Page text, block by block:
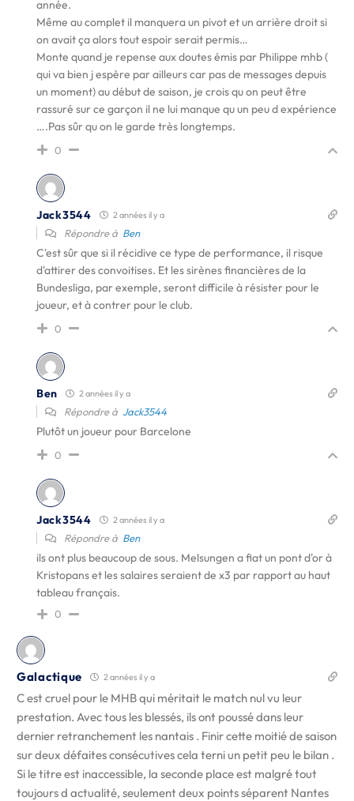
année.
Même au complet il manquera un pivot et un arrière droit si
on avait ça alors tout espoir serait permis…
Monte quand je repense aux doutes émis par Philippe mhb (
qui va bien j espère par ailleurs car pas de messages depuis
un moment) au début de saison, je crois qu on peut être
rassuré sur ce garçon il ne lui manque qu un peu d expérience
….Pas sûr qu on le garde très longtemps.
0
Jack3544 2 années il y a
Répondre à Ben
C'est sûr que si il récidive ce type de performance, il risque
d'attirer des convoitises. Et les sirènes financières de la
Bundesliga, par exemple, seront difficile à résister pour le
joueur, et à contrer pour le club.
0
Ben 2 années il y a
Répondre à Jack3544
Plutôt un joueur pour Barcelone
0
Jack3544 2 années il y a
Répondre à Ben
ils ont plus beaucoup de sous. Melsungen a fiat un pont d'or à
Kristopans et les salaires seraient de x3 par rapport au haut
tableau français.
0
Galactique 2 années il y a
C est cruel pour le MHB qui méritait le match nul vu leur
prestation. Avec tous les blessés, ils ont poussé dans leur
dernier retranchement les nantais . Finir cette moitié de saison
sur deux défaites consécutives cela terni un petit peu le bilan .
Si le titre est inaccessible, la seconde place est malgré tout
toujours d actualité, seulement deux points séparent Nantes